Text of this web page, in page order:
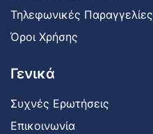
Τηλεφωνικές Παραγγελίες
Όροι Χρήσης
Γενικά
Συχνές Ερωτήσεις
Επικοινωνία